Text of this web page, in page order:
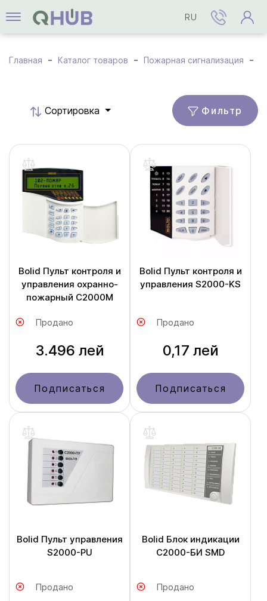
RU
Главная Каталог товаров Пожарная сигнализация
Cортировка Фильтр
Bolid Пульт контроля и
управления охранно-
пожарный С2000М
Продано
3.496 лей
Подписаться
Bolid Пульт контроля и
управления S2000-KS
Продано
0,17 лей
Подписаться
Bolid Пульт управления
S2000-PU
Продано
Bolid Блок индикации
С2000-БИ SMD
Продано